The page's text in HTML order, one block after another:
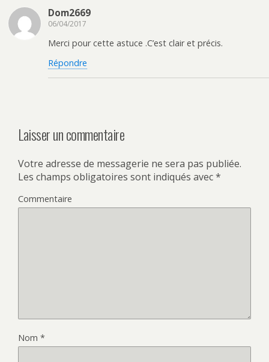
Dom2669
06/04/2017
Merci pour cette astuce .C’est clair et précis.
Répondre
Laisser un commentaire
Votre adresse de messagerie ne sera pas publiée.
Les champs obligatoires sont indiqués avec*
Commentaire
Nom *